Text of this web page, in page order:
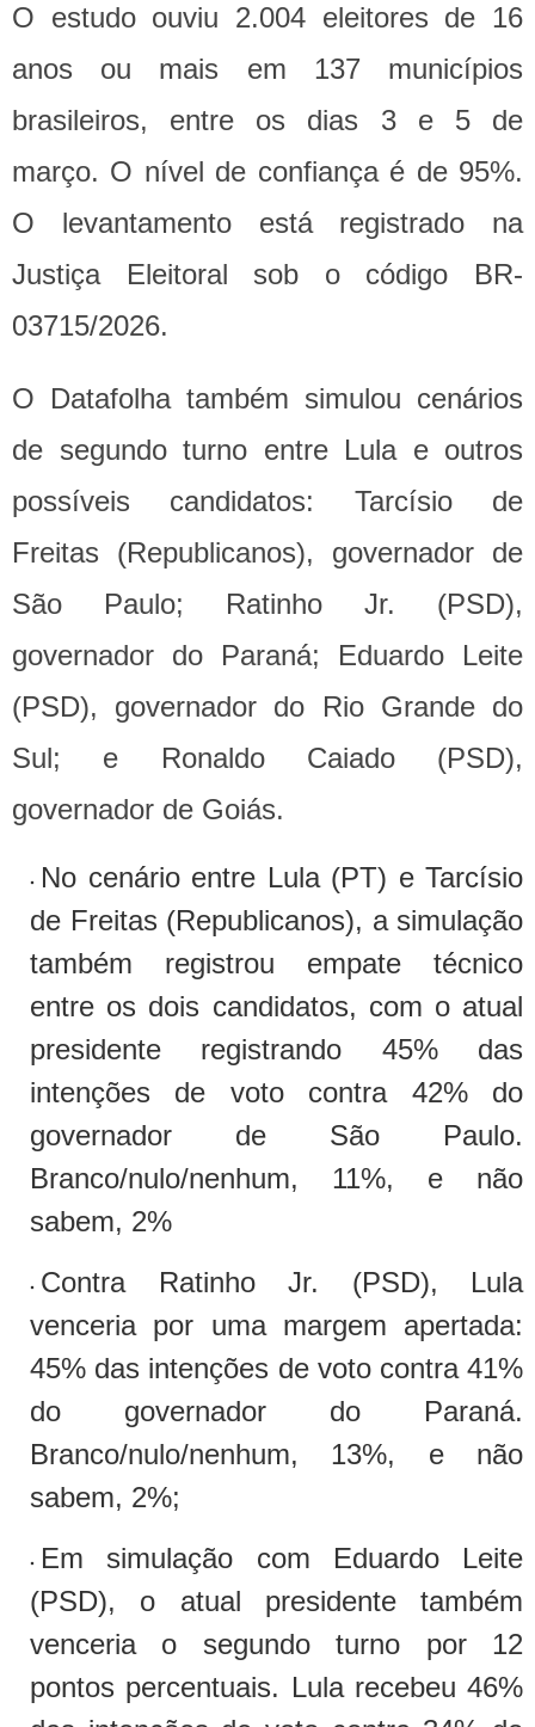
O estudo ouviu 2.004 eleitores de 16
anos ou mais em 137 municípios
brasileiros, entre os dias 3 e 5 de
março. O nível de confiança é de 95%.
O levantamento está registrado na
Justiça Eleitoral sob o código BR-
03715/2026.
O Datafolha também simulou cenários
de segundo turno entre Lula e outros
possíveis candidatos: Tarcísio de
Freitas (Republicanos), governador de
São Paulo; Ratinho Jr. (PSD),
governador do Paraná; Eduardo Leite
(PSD), governador do Rio Grande do
Sul; e Ronaldo Caiado (PSD),
governador de Goiás.
No cenário entre Lula (PT) e Tarcísio
de Freitas (Republicanos), a simulação
também registrou empate técnico
entre os dois candidatos, com o atual
presidente registrando 45% das
intenções de voto contra 42% do
governador de São Paulo.
Branco/nulo/nenhum, 11%, e não
sabem, 2%
Contra Ratinho Jr. (PSD), Lula
venceria por uma margem apertada:
45% das intenções de voto contra 41%
do governador do Paraná.
Branco/nulo/nenhum, 13%, e não
sabem, 2%;
Em simulação com Eduardo Leite
(PSD), o atual presidente também
venceria o segundo turno por 12
pontos percentuais. Lula recebeu 46%